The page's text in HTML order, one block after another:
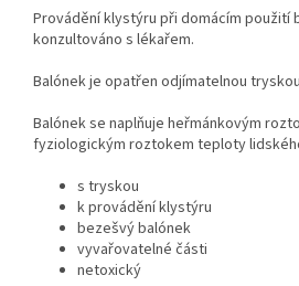
Provádění klystýru při domácím použití
konzultováno s lékařem.
Balónek je opatřen odjímatelnou
Balónek se naplňuje heřmánkovým
fyziologickým roztokem teploty
s tryskou
k provádění klystýru
bezešvý balónek
vyvařovatelné části
netoxický